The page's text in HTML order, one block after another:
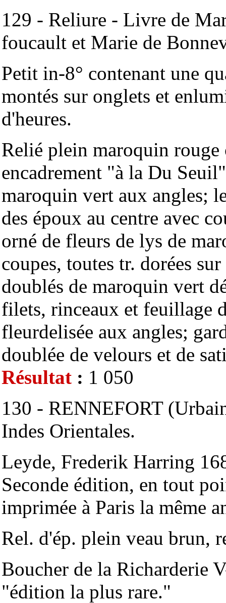
129 - Reliure - Livre de
foucault et Marie de
Petit in-8° contenant une
montés sur onglets et
d'heures.
Relié plein maroquin
encadrement "à la Du
maroquin vert aux angles;
des époux au centre avec
orné de fleurs de lys de
coupes, toutes tr. dorées
doublés de maroquin vert
filets, rinceaux et feuillage
fleurdelisée aux angles;
doublée de velours et de
Résultat : 1 050
130 - RENNEFORT
Indes Orientales.
Leyde, Frederik Harring
Seconde édition, en tout
imprimée à Paris la même
Rel. d'ép. plein veau brun,
Boucher de la Richarderie
"édition la plus rare."